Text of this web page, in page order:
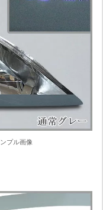
プル画像